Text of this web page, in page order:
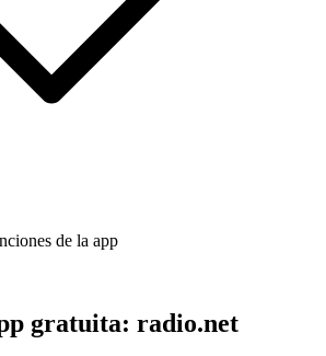
de la app
gratuita: radio.net